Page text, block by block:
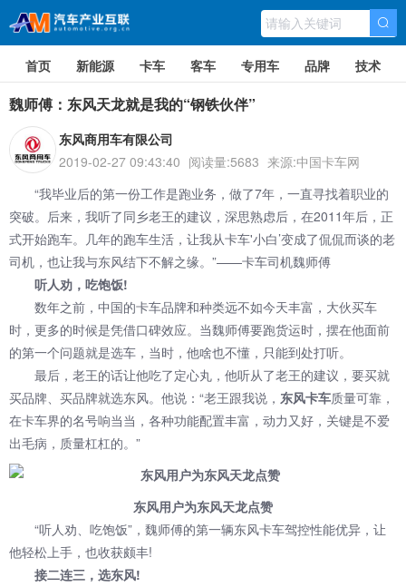
首页 新能源 卡车 客车 专用车 品牌 技术
魏师傅：东风天龙就是我的“钢铁伙伴”
东风商用车有限公司
2019-02-27 09:43:40 阅读量:5683 来源:中国卡车网
“我毕业后的第一份工作是跑业务，做了7年，一直寻找着职业的
突破。后来，我听了同乡老王的建议，深思熟虑后，在2011年后，正
式开始跑车。几年的跑车生活，让我从卡车'小白’变成了侃侃而谈的老
司机，也让我与东风结下不解之缘。”——卡车司机魏师傅
听人劝，吃饱饭!
数年之前，中国的卡车品牌和种类远不如今天丰富，大伙买车
时，更多的时候是凭借口碑效应。当魏师傅要跑货运时，摆在他面前
的第一个问题就是选车，当时，他啥也不懂，只能到处打听。
最后，老王的话让他吃了定心丸，他听从了老王的建议，要买就
买品牌、买品牌就选东风。他说：“老王跟我说， 东风卡车质量可靠，
在卡车界的名号响当当，各种功能配置丰富，动力又好，关键是不爱
出毛病，质量杠杠的。”
东风用户为东风天龙点赞
“听人劝、吃饱饭”，魏师傅的第一辆东风卡车驾控性能优异，让
他轻松上手，也收获颇丰!
接二连三，选东风!